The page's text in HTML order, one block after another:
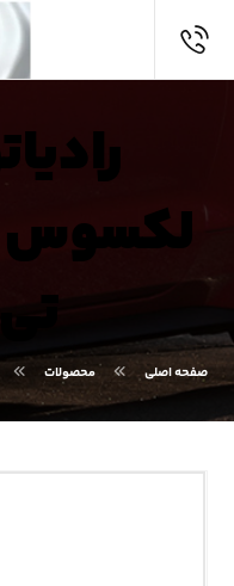
تی
صفحه اصلی محصولات